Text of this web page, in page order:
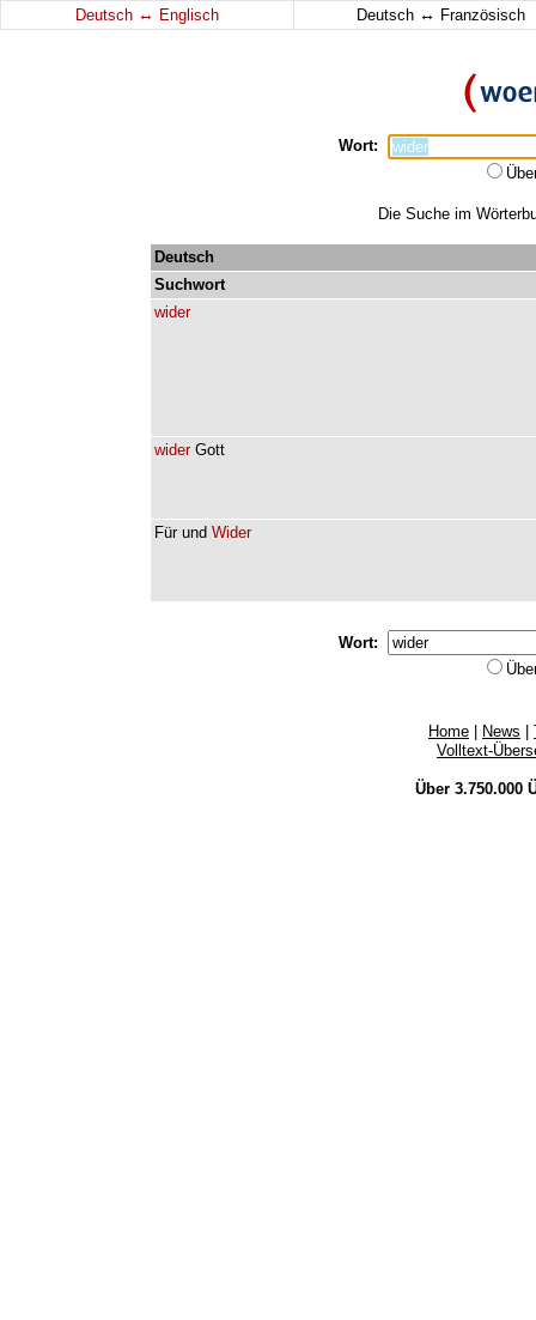
Deutsch ↔ Englisch Deutsch ↔ Französisch
Wort:
Die Suche im
Deutsch
Suchwort
wider
wider Gott
Für und Wider
Wort:
Home News
Volltext-
Über 3.750.000